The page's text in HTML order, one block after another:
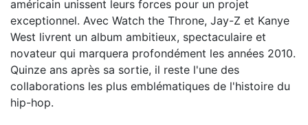
américain unissent leurs forces pour un projet
exceptionnel. Avec Watch the Throne, Jay-Z et Kanye
West livrent un album ambitieux, spectaculaire et
novateur qui marquera profondément les années 2010.
Quinze ans après sa sortie, il reste l'une des
collaborations les plus emblématiques de l'histoire du
hip-hop.